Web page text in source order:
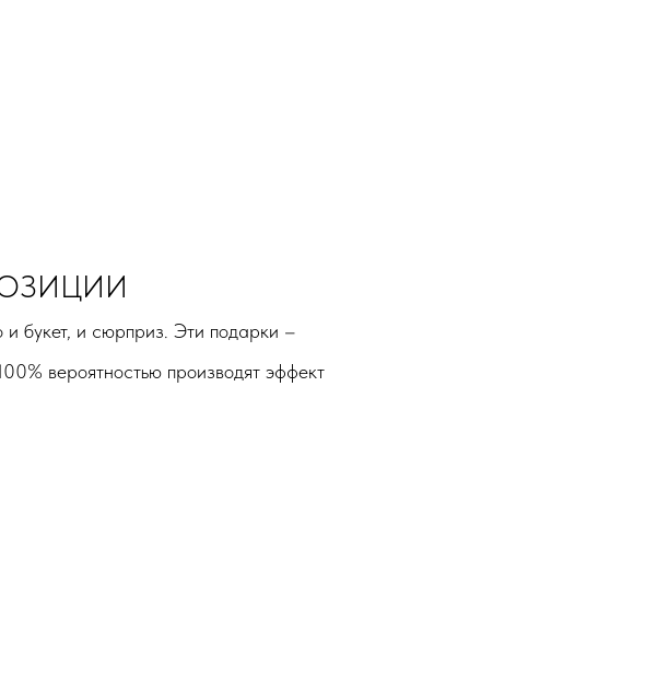
букет, и сюрприз. Эти подарки –
вероятностью производят эффект